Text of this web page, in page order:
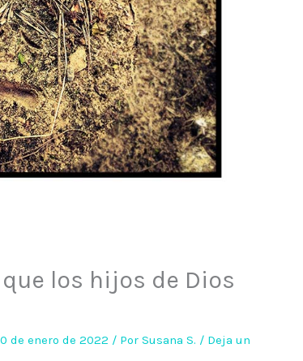
los hijos de Dios
de enero de 2022 / PorSusana S. / Deja un